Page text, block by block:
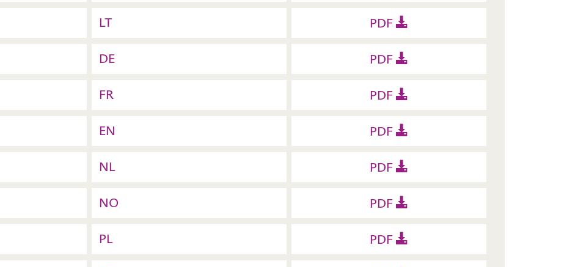
LT PDF
DE PDF
FR PDF
EN PDF
NL PDF
NO PDF
PL PDF